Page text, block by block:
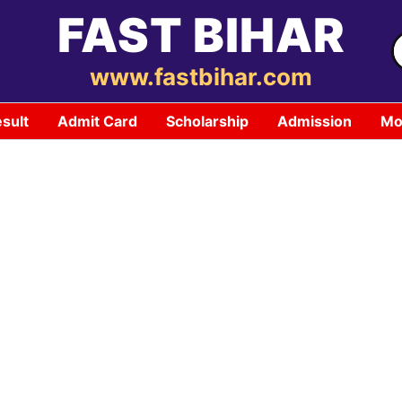
FAST BIHAR
www.fastbihar.com
Admit Card Scholarship Admission